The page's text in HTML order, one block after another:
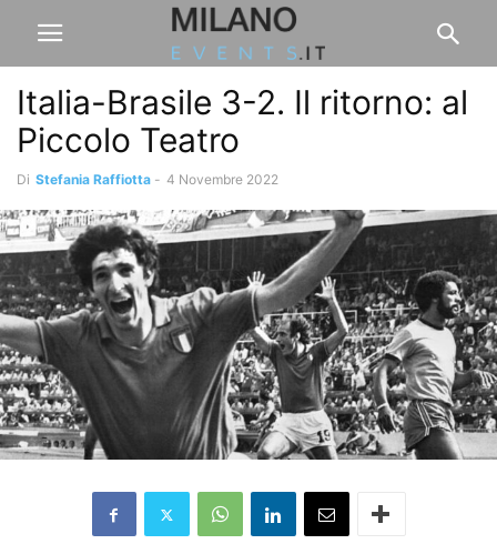
Italia-Brasile 3-2. Il ritorno: al
Piccolo Teatro
Di Stefania Raffiotta - 4 Novembre 2022